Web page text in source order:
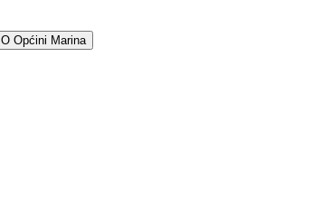
Općini Marina